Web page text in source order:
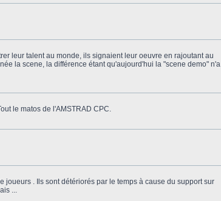
leur talent au monde, ils signaient leur oeuvre en rajoutant au
la scene, la différence étant qu'aujourd'hui la "scene demo" n'a
le matos de l'AMSTRAD CPC.
. Ils sont détériorés par le temps à cause du support sur
...